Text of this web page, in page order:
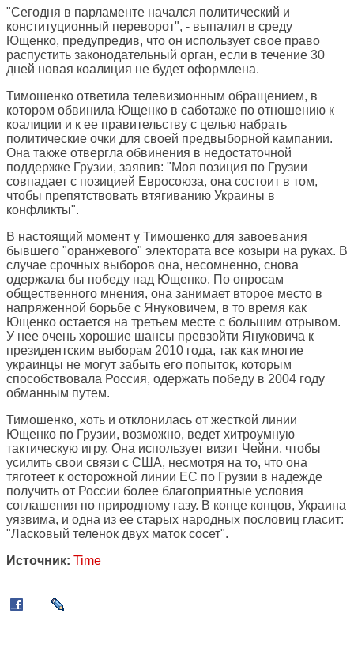
"Сегодня в парламенте начался политический и
конституционный переворот", - выпалил в среду
Ющенко, предупредив, что он использует свое право
распустить законодательный орган, если в течение 30
дней новая коалиция не будет оформлена.
Тимошенко ответила телевизионным обращением, в
котором обвинила Ющенко в саботаже по отношению к
коалиции и к ее правительству с целью набрать
политические очки для своей предвыборной кампании.
Она также отвергла обвинения в недостаточной
поддержке Грузии, заявив: "Моя позиция по Грузии
совпадает с позицией Евросоюза, она состоит в том,
чтобы препятствовать втягиванию Украины в
конфликты".
В настоящий момент у Тимошенко для завоевания
бывшего "оранжевого" электората все козыри на руках. В
случае срочных выборов она, несомненно, снова
одержала бы победу над Ющенко. По опросам
общественного мнения, она занимает второе место в
напряженной борьбе с Януковичем, в то время как
Ющенко остается на третьем месте с большим отрывом.
У нее очень хорошие шансы превзойти Януковича к
президентским выборам 2010 года, так как многие
украинцы не могут забыть его попыток, которым
способствовала Россия, одержать победу в 2004 году
обманным путем.
Тимошенко, хоть и отклонилась от жесткой линии
Ющенко по Грузии, возможно, ведет хитроумную
тактическую игру. Она использует визит Чейни, чтобы
усилить свои связи с США, несмотря на то, что она
тяготеет к осторожной линии ЕС по Грузии в надежде
получить от России более благоприятные условия
соглашения по природному газу. В конце концов, Украина
уязвима, и одна из ее старых народных пословиц гласит:
"Ласковый теленок двух маток сосет".
Источник: Time